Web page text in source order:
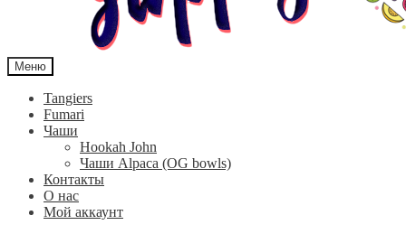
Меню
Tangiers
Fumari
Чаши
Hookah John
Чаши Alpaca (OG bowls)
Контакты
О нас
Мой аккаунт